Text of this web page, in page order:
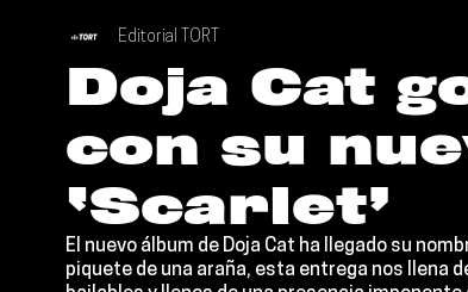
Si Te Gusta... Te Recomendamos A...
Poder Latino Que Descubrir Mejores de la Semana Talento
Doja Cat
con su
‘Scarlet’
Editorial TORT
El nuevo álbum de Doja Cat ha llegado su
piquete de una araña, esta entrega nos llena